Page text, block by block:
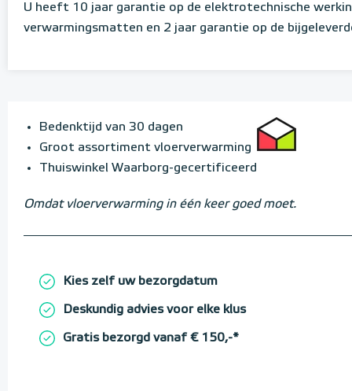
U heeft 10 jaar garantie op de elektrotechnische
verwarmingsmatten en 2 jaar garantie op de
Bedenktijd van 30 dagen
Groot assortiment vloerverwarming
Thuiswinkel Waarborg-gecertificeerd
Omdat vloerverwarming in één keer goed moet.
Kies zelf uw bezorgdatum
Deskundig advies voor elke klus
Gratis bezorgd vanaf € 150,-*